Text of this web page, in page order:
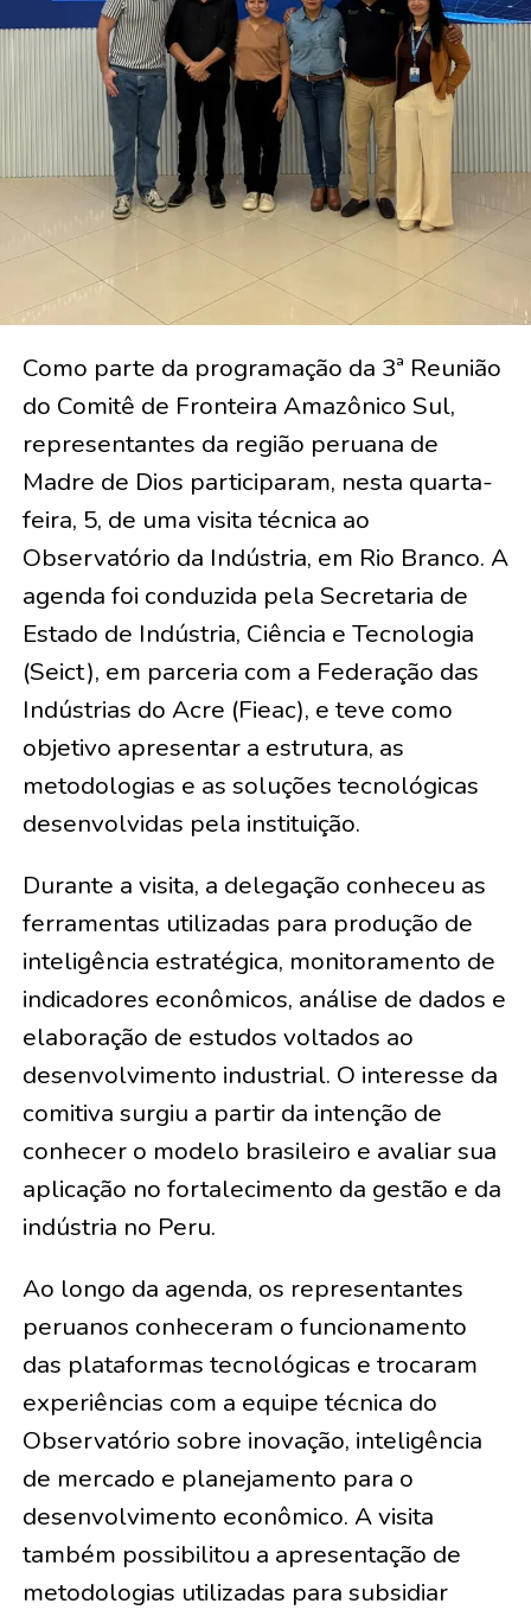
Como parte da programação da 3ª Reunião
do Comitê de Fronteira Amazônico Sul,
representantes da região peruana de
Madre de Dios participaram, nesta quarta-
feira, 5, de uma visita técnica ao
Observatório da Indústria, em Rio Branco. A
agenda foi conduzida pela Secretaria de
Estado de Indústria, Ciência e Tecnologia
(Seict), em parceria com a Federação das
Indústrias do Acre (Fieac), e teve como
objetivo apresentar a estrutura, as
metodologias e as soluções tecnológicas
desenvolvidas pela instituição.
Durante a visita, a delegação conheceu as
ferramentas utilizadas para produção de
inteligência estratégica, monitoramento de
indicadores econômicos, análise de dados e
elaboração de estudos voltados ao
desenvolvimento industrial. O interesse da
comitiva surgiu a partir da intenção de
conhecer o modelo brasileiro e avaliar sua
aplicação no fortalecimento da gestão e da
indústria no Peru.
Ao longo da agenda, os representantes
peruanos conheceram o funcionamento
das plataformas tecnológicas e trocaram
experiências com a equipe técnica do
Observatório sobre inovação, inteligência
de mercado e planejamento para o
desenvolvimento econômico. A visita
também possibilitou a apresentação de
metodologias utilizadas para subsidiar